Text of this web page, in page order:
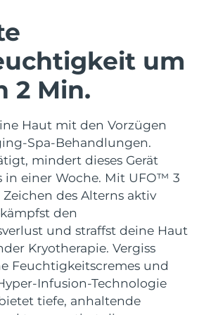
um
2 Min.
Haut mit den Vorzügen
Spa-Behandlungen.
mindert dieses Gerät
in einer Woche. Mit UFO™ 3
des Alterns aktiv
den
und straffst deine Haut
Kryotherapie. Vergiss
Feuchtigkeitscremes und
Infusion-Technologie
tiefe, anhaltende
aging massage
4 Plus
LED heating
4 Men
anti-aging massage
Gesichtsstraffung
toning
2 go
toning on-the-go
2 eyes & lips
line smoothing device
3 Set
facial hydration
3 LED
infrared and red light therapy
Mundpflege
4
silicone sonic toothbrush
4 plus
hybrid silicone sonic toothbrush
BEHANDLUNG
LED-Behandlungen
NEW
Erwartete Lieferung
14/08/2026
Erwartete Lieferung
12/08/2026
Erwartete Lieferung
11/08/2026
Erwartete Lieferung
17/08/2026
Erwartete Lieferung
14/08/2026